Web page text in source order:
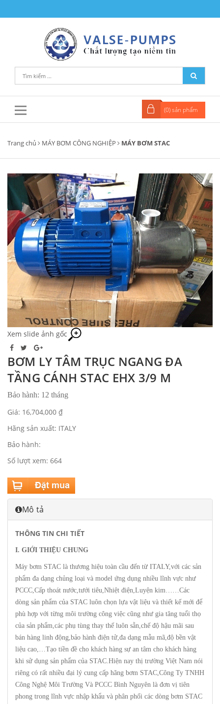
(0) sản phẩm
Trang chủ MÁY BƠM CÔNG NGHIỆP MÁY BƠM STAC
Xem slide ảnh gốc
BƠM LY TÂM TRỤC NGANG ĐA
TẦNG CÁNH STAC EHX 3/9 M
Bảo hành: 12 tháng
Giá: 16,704,000 ₫
Hãng sản xuất: ITALY
Bảo hành:
Số lượt xem: 664
Mô tả
THÔNG TIN CHI TIẾT
I. GIỚI THIỆU CHUNG
Máy bơm STAC là thương hiệu toàn cầu đến từ ITALY,với các sản
phẩm đa dạng chủng loại và model ứng dụng nhiều lĩnh vực như
PCCC,Cấp thoát nước,tưới tiêu,Nhiệt điện,Luyện kim……Các
dòng sản phẩm của STAC luôn chọn lựa vật liệu và thiết kế mới để
phù hợp với từng môi trường công việc cũng như gia tăng tuổi thọ
của sản phẩm,các phụ tùng thay thế luôn sẵn,chế độ hậu mãi sau
bán hàng linh động,bảo hành điện tử,đa dạng mẫu mã,độ bền vật
liệu cao,…Tạo tiền đề cho khách hàng sự an tâm cho khách hàng
khi sử dụng sản phẩm của STAC.Hiện nay thị trường Việt Nam nói
riêng có rất nhiều đại lý cung cấp hãng bơm STAC,Công Ty TNHH
Công Nghệ Môi Trường Và PCCC Bình Nguyên là đơn vị tiên
phong trong lĩnh vực nhập khẩu và phân phối các dòng bơm STAC